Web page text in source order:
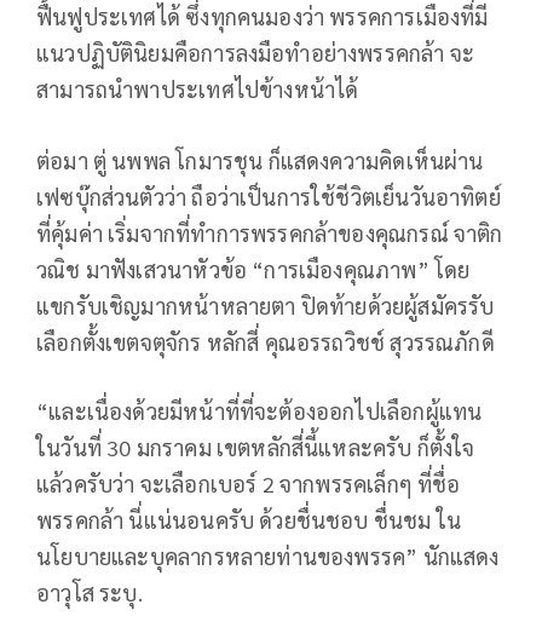
ฟื้นฟูประเทศได้ ซึ่งทุกคนมองว่า พรรคการเมืองที่มี
แนวปฏิบัตินิยมคือการลงมือทำอย่างพรรคกล้า จะ
สามารถนำพาประเทศไปข้างหน้าได้
ต่อมา ตู่ นพพล โกมารชุน ก็แสดงความคิดเห็นผ่าน
เฟซบุ๊กส่วนตัวว่า ถือว่าเป็นการใช้ชีวิตเย็นวันอาทิตย์
ที่คุ้มค่า เริ่มจากที่ทำการพรรคกล้าของคุณกรณ์ จาติก
วณิช มาฟังเสวนาหัวข้อ “การเมืองคุณภาพ” โดย
แขกรับเชิญมากหน้าหลายตา ปิดท้ายด้วยผู้สมัครรับ
เลือกตั้งเขตจตุจักร หลักสี่ คุณอรรถวิชช์ สุวรรณภักดี
“และเนื่องด้วยมีหน้าที่ที่จะต้องออกไปเลือกผู้แทน
ในวันที่ 30 มกราคม เขตหลักสี่นี้แหละครับ ก็ตั้งใจ
แล้วครับว่า จะเลือกเบอร์ 2 จากพรรคเล็กๆ ที่ชื่อ
พรรคกล้า นี่แน่นอนครับ ด้วยชื่นชอบ ชื่นชม ใน
นโยบายและบุคลากรหลายท่านของพรรค” นักแสดง
อาวุโส ระบุ.